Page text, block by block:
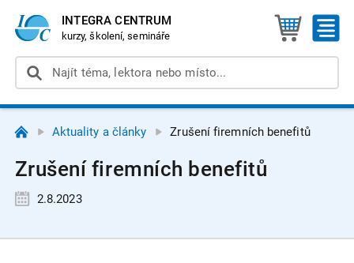
INTEGRA CENTRUM
kurzy, školení, semináře
Aktuality a články Zrušení firemních benefitů
Zrušení firemních benefitů
2.8.2023